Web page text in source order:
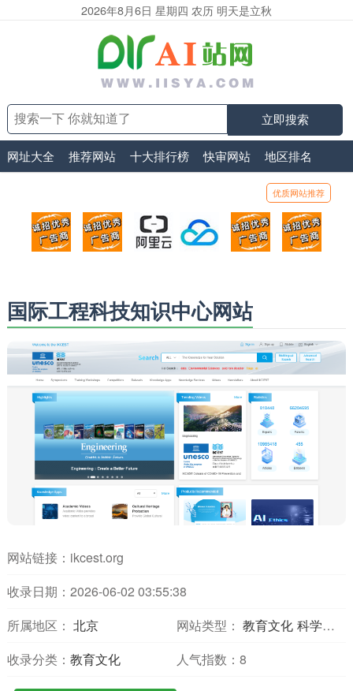
2026年8月6日 星期四 农历 明天是立秋
立即搜索
网址大全 推荐网站 十大排行榜 快审网站 地区排名
优质网站推荐
顶部广告位1
广告位招商_广告位待售
顶部广告位2
广告位招商_广告位待售
阿里云
打折活动、99元/年
腾讯云
优惠打折，99元/年
顶部广告位5
广告位招商_
国际工程科技知识中心网站
网站链接： ikcest.org
收录日期：2026-06-02 03:55:38
所属地区： 北京 网站类型： 教育文化 科学探索
收录分类： 教育文化 人气指数： 8